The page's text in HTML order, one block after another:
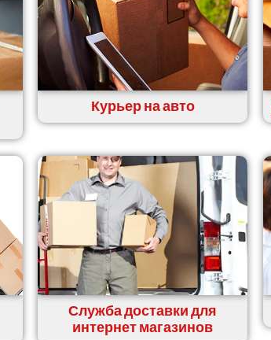
Курьер на авто
Служба доставки для
интернет магазинов